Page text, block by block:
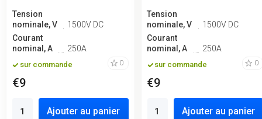
Tension
nominale, V
1500V DC
Courant
nominal, A
250A
sur commande 0
€9
Ajouter au panier
Tension
nominale, V
1500V DC
Courant
nominal, A
250A
sur commande 0
€9
Ajouter au panier